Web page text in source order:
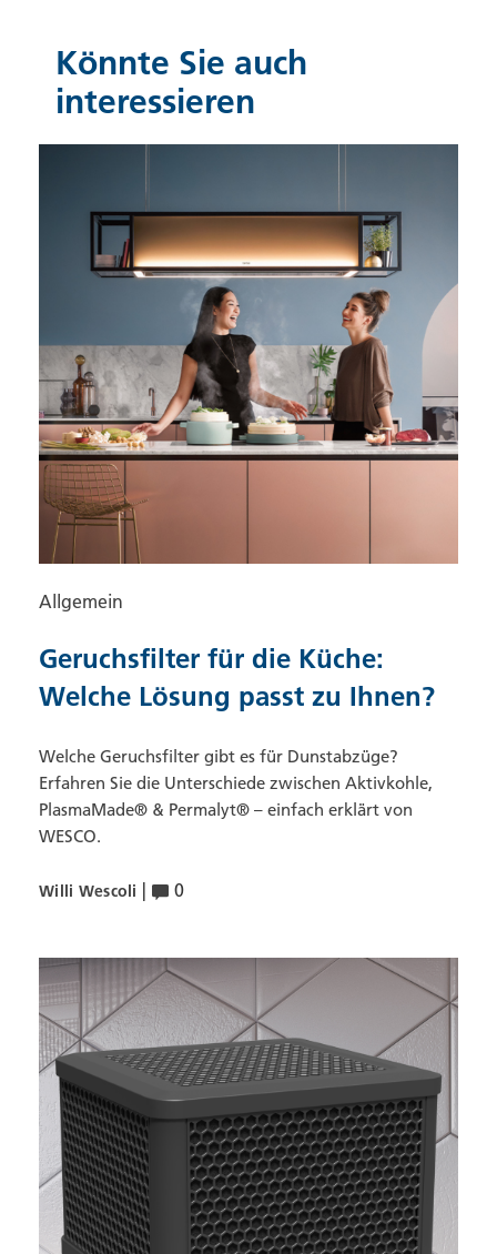
Könnte Sie auch
interessieren
Allgemein
Geruchsfilter für die Küche:
Welche Lösung passt zu Ihnen?
Welche Geruchsfilter gibt es für Dunstabzüge?
Erfahren Sie die Unterschiede zwischen Aktivkohle,
PlasmaMade® & Permalyt® – einfach erklärt von
WESCO.
Willi Wescoli | 0